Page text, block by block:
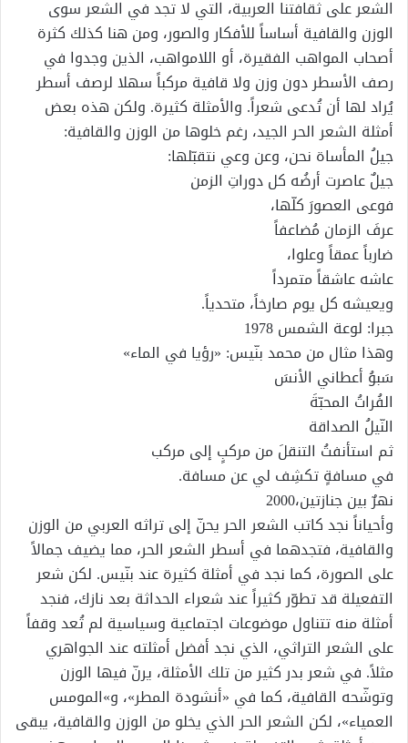
الشعر على ثقافتنا العربية، التي لا تجد في الشعر سوى
الوزن والقافية أساساً للأفكار والصور، ومن هنا كذلك كثرة
أصحاب المواهب الفقيرة، أو اللامواهب، الذين وجدوا في
رصف الأسطر دون وزن ولا قافية مركباً سهلا لرصف أسطر
يُراد لها أن تُدعى شعراً. والأمثلة كثيرة. ولكن هذه بعض
أمثلة الشعر الحر الجيد، رغم خلوها من الوزن والقافية:
جيلُ المأساة نحن، وعن وعي نتقبّلها:
جيلٌ عاصرت أرضُه كل دوراتِ الزمن
فوعى العصورَ كلّها،
عرفَ الزمان مُضاعفاً
ضارباً عمقاً وعلوا،
عاشه عاشقاً متمرداً
ويعيشه كل يوم صارخاً، متحدياً.
جبرا: لوعة الشمس 1978
وهذا مثال من محمد بنّيس: «رؤيا في الماء»
سَبوُ أعطاني الأنسَ
الفُراتُ المحبّةَ
النّيلُ الصداقة
ثم استأنفتُ التنقلَ من مركبٍ إلى مركب
في مسافةٍ تكشِف لي عن مسافة.
نهرٌ بين جنازتين،2000
وأحياناً نجد كاتب الشعر الحر يحنّ إلى تراثه العربي من الوزن
والقافية، فتجدهما في أسطر الشعر الحر، مما يضيف جمالاً
على الصورة، كما نجد في أمثلة كثيرة عند بنّيس. لكن شعر
التفعيلة قد تطوّر كثيراً عند شعراء الحداثة بعد نازك، فنجد
أمثلة منه تتناول موضوعات اجتماعية وسياسية لم تُعد وقفاً
على الشعر التراثي، الذي نجد أفضل أمثلته عند الجواهري
مثلاً. في شعر بدر كثير من تلك الأمثلة، يرنّ فيها الوزن
وتوشّحه القافية، كما في «أنشودة المطر»، و»المومس
العمياء»، لكن الشعر الحر الذي يخلو من الوزن والقافية، يبقى